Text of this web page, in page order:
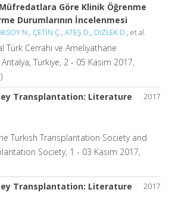
Göre Klinik Öğrenme
Durumlarının İncelenmesi
N., ÇETİN Ç., ATEŞ D., DİZLEK D., et al.
Türk Cerrahi ve Ameliyathane
Türkiye, 2 - 05 Kasım 2017,
2017
Transplantation: Literature
Turkish Transplantation Society and
Society, 1 - 03 Kasım 2017,
2017
Transplantation: Literature